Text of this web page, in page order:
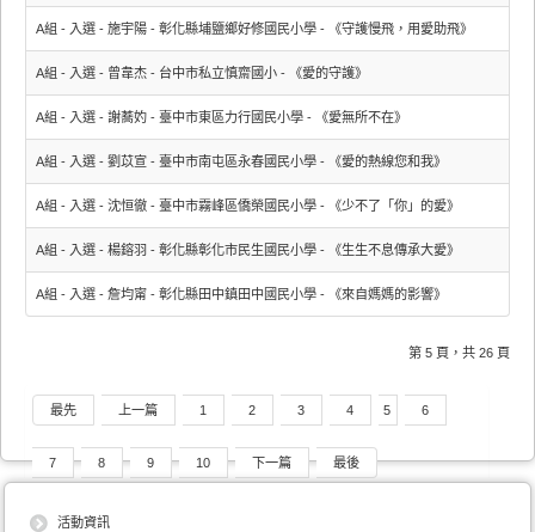
A組 - 入選 - 施宇陽 - 彰化縣埔鹽鄉好修國民小學 - 《守護慢飛，用愛助飛》
A組 - 入選 - 曾韋杰 - 台中市私立慎齋國小 - 《愛的守護》
A組 - 入選 - 謝蕎妁 - 臺中市東區力行國民小學 - 《愛無所不在》
A組 - 入選 - 劉苡宣 - 臺中市南屯區永春國民小學 - 《愛的熱線您和我》
A組 - 入選 - 沈恒徹 - 臺中市霧峰區僑榮國民小學 - 《少不了「你」的愛》
A組 - 入選 - 楊鎔羽 - 彰化縣彰化市民生國民小學 - 《生生不息傳承大愛》
A組 - 入選 - 詹均甯 - 彰化縣田中鎮田中國民小學 - 《來自媽媽的影響》
第 5 頁，共 26 頁
最先 上一篇 1 2 3 4 5 6
7 8 9 10 下一篇 最後
活動資訊